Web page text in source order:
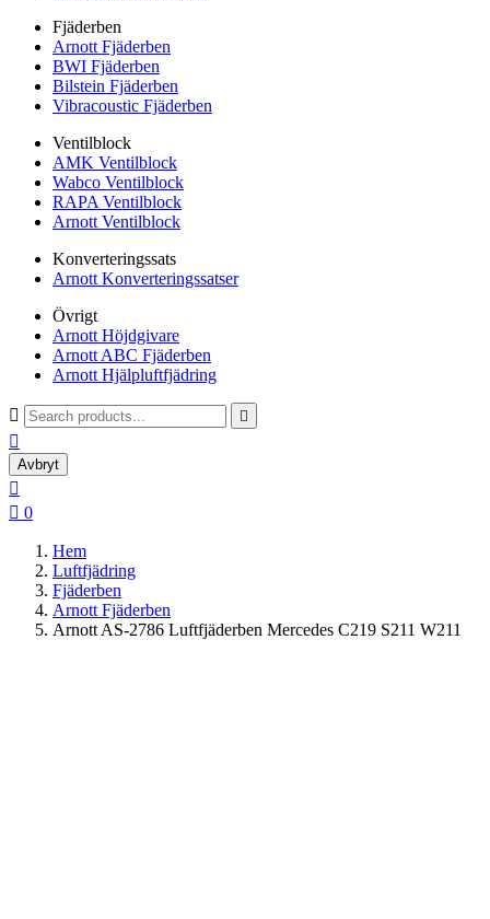
Fjäderben
Arnott Fjäderben
BWI Fjäderben
Bilstein Fjäderben
Vibracoustic Fjäderben
Ventilblock
AMK Ventilblock
Wabco Ventilblock
RAPA Ventilblock
Arnott Ventilblock
Konverteringssats
Arnott Konverteringssatser
Övrigt
Arnott Höjdgivare
Arnott ABC Fjäderben
Arnott Hjälpluftfjädring
 

Avbryt

 0
Hem
Luftfjädring
Fjäderben
Arnott Fjäderben
Arnott AS-2786 Luftfjäderben Mercedes C219 S211 W211